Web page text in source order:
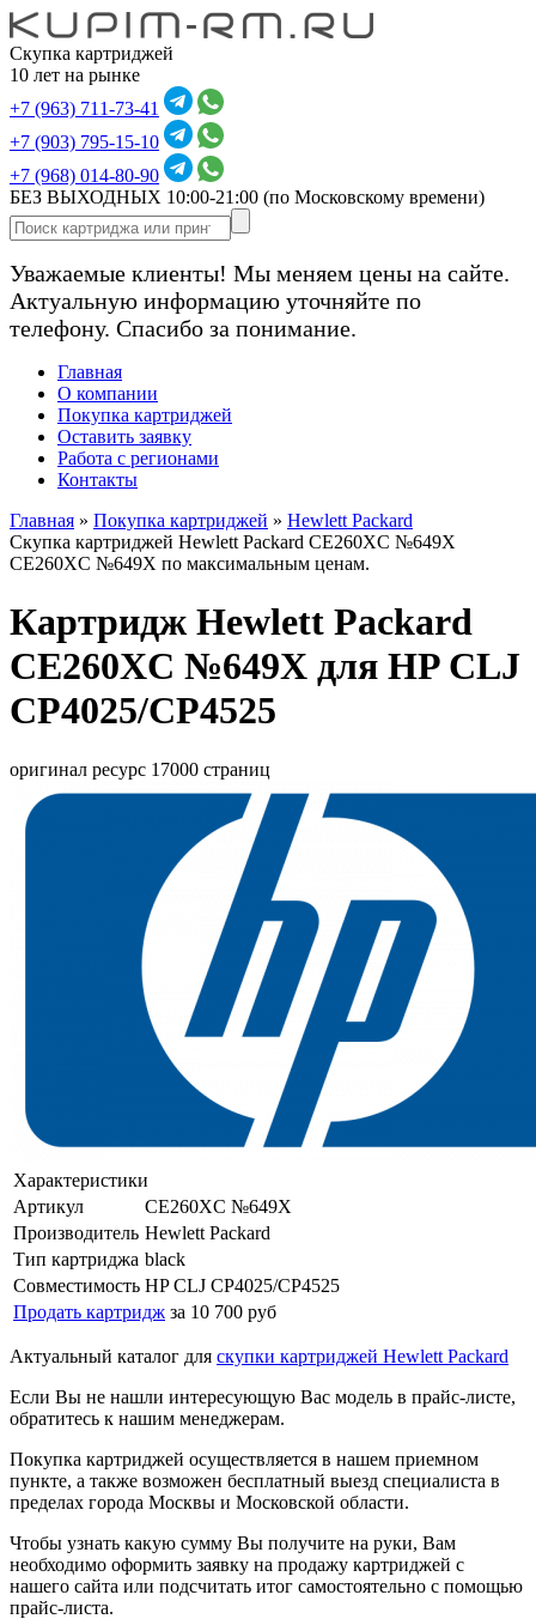
Скупка картриджей
10 лет на рынке
+7 (963) 711-73-41
+7 (903) 795-15-10
+7 (968) 014-80-90
БЕЗ ВЫХОДНЫХ 10:00-21:00 (по Московскому времени)
Уважаемые клиенты! Мы меняем цены на сайте.
Актуальную информацию уточняйте по
телефону. Спасибо за понимание.
Главная
О компании
Покупка картриджей
Оставить заявку
Работа с регионами
Контакты
Главная » Покупка картриджей » Hewlett Packard
Скупка картриджей Hewlett Packard CE260XC №649X
CE260XC №649X по максимальным ценам.
Картридж Hewlett Packard
CE260XC №649X для HP CLJ
CP4025/CP4525
оригинал ресурс 17000 страниц
Характеристики
Артикул
CE260XC №649X
Производитель Hewlett Packard
Тип картриджа black
Совместимость HP CLJ CP4025/CP4525
Продать картридж за 10 700 руб
Актуальный каталог для скупки картриджей Hewlett Packard
Если Вы не нашли интересующую Вас модель в прайс-листе,
обратитесь к нашим менеджерам.
Покупка картриджей осуществляется в нашем приемном
пункте, а также возможен бесплатный выезд специалиста в
пределах города Москвы и Московской области.
Чтобы узнать какую сумму Вы получите на руки, Вам
необходимо оформить заявку на продажу картриджей с
нашего сайта или подсчитать итог самостоятельно с помощью
прайс-листа.